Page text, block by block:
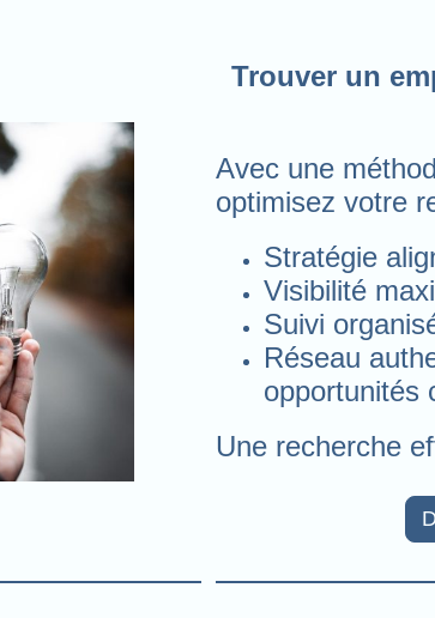
Trouver un
Avec une
optimisez votre
Stratégie
Visibilité
Suivi
Réseau
opportunités
Une recherche